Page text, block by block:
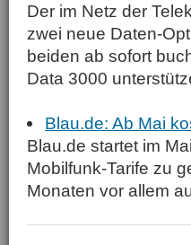
Der im Netz der
zwei neue Daten-
beiden ab sofort
Data 3000
Blau.de: Ab Mai
Blau.de startet im
Mobilfunk-Tarife zu
Monaten vor allem